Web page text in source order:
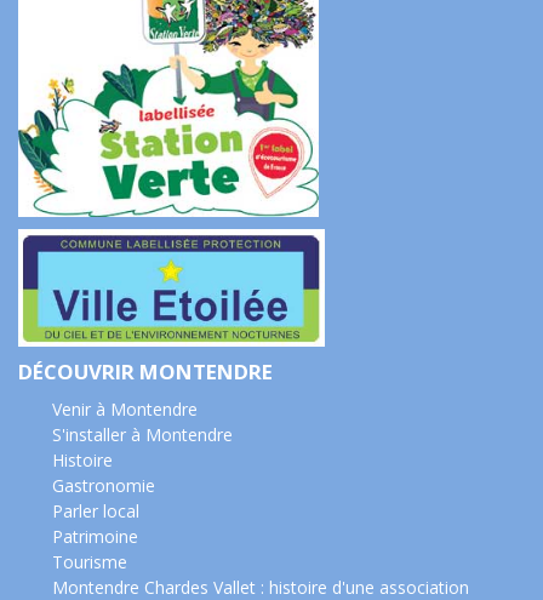
DÉCOUVRIR MONTENDRE
Venir à Montendre
S'installer à Montendre
Histoire
Gastronomie
Parler local
Patrimoine
Tourisme
Montendre Chardes Vallet : histoire d'une association